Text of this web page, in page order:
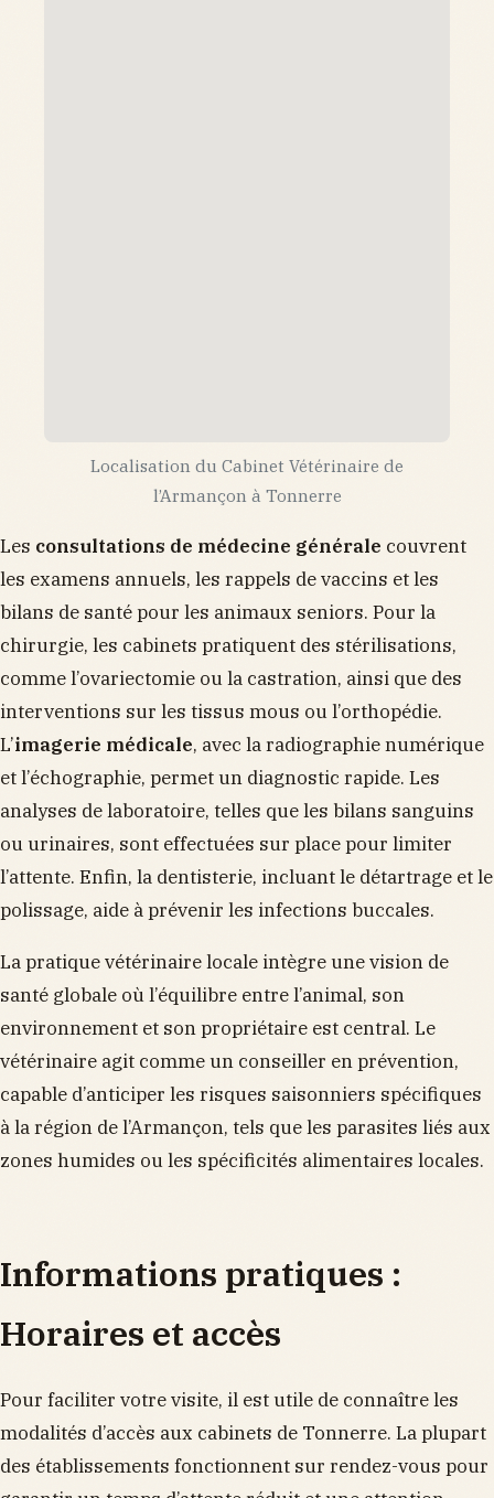
Localisation du Cabinet Vétérinaire de
l’Armançon à Tonnerre
Les consultations de médecine générale couvrent
les examens annuels, les rappels de vaccins et les
bilans de santé pour les animaux seniors. Pour la
chirurgie, les cabinets pratiquent des stérilisations,
comme l’ovariectomie ou la castration, ainsi que des
interventions sur les tissus mous ou l’orthopédie.
L’imagerie médicale, avec la radiographie numérique
et l’échographie, permet un diagnostic rapide. Les
analyses de laboratoire, telles que les bilans sanguins
ou urinaires, sont effectuées sur place pour limiter
l’attente. Enfin, la dentisterie, incluant le détartrage et le
polissage, aide à prévenir les infections buccales.
La pratique vétérinaire locale intègre une vision de
santé globale où l’équilibre entre l’animal, son
environnement et son propriétaire est central. Le
vétérinaire agit comme un conseiller en prévention,
capable d’anticiper les risques saisonniers spécifiques
à la région de l’Armançon, tels que les parasites liés aux
zones humides ou les spécificités alimentaires locales.
Informations pratiques :
Horaires et accès
Pour faciliter votre visite, il est utile de connaître les
modalités d’accès aux cabinets de Tonnerre. La plupart
des établissements fonctionnent sur rendez-vous pour